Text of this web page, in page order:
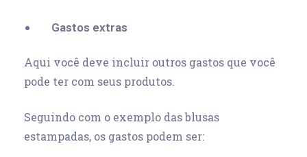
Gastos extras
Aqui você deve incluir outros gastos que você
pode ter com seus produtos.
Seguindo com o exemplo das blusas
estampadas, os gastos podem ser: